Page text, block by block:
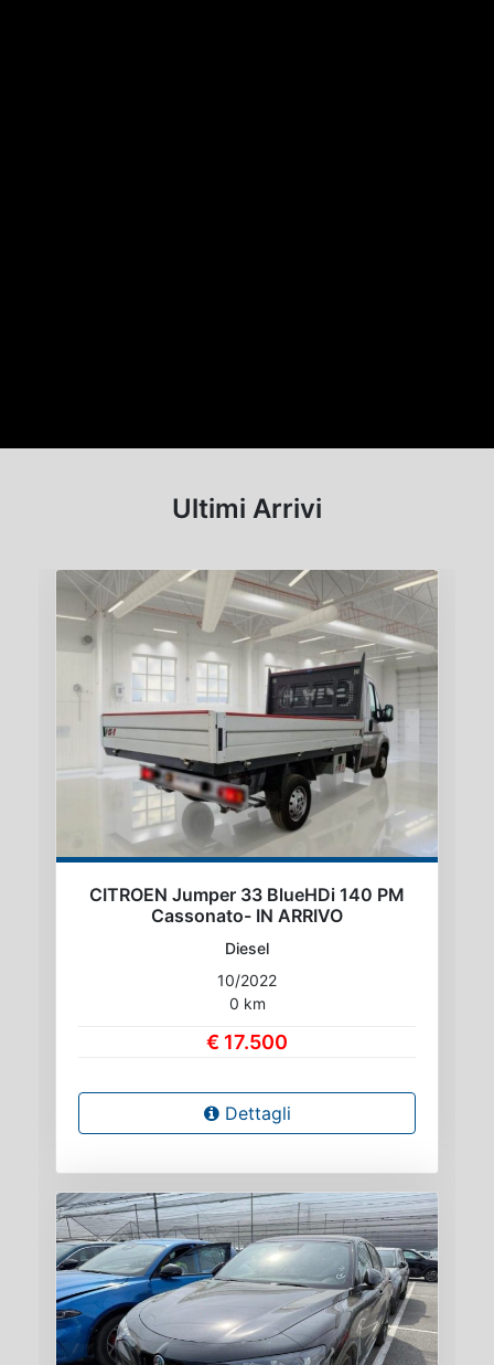
Ultimi Arrivi
CITROEN Jumper 33 BlueHDi 140 PM
Cassonato- IN ARRIVO
Diesel
10/2022
0 km
€ 17.500
Dettagli